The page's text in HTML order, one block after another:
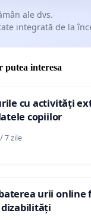
ale dvs.
integrată de la
putea interesa
cu activități
copiilor
7 zile
urii online
dizabilități